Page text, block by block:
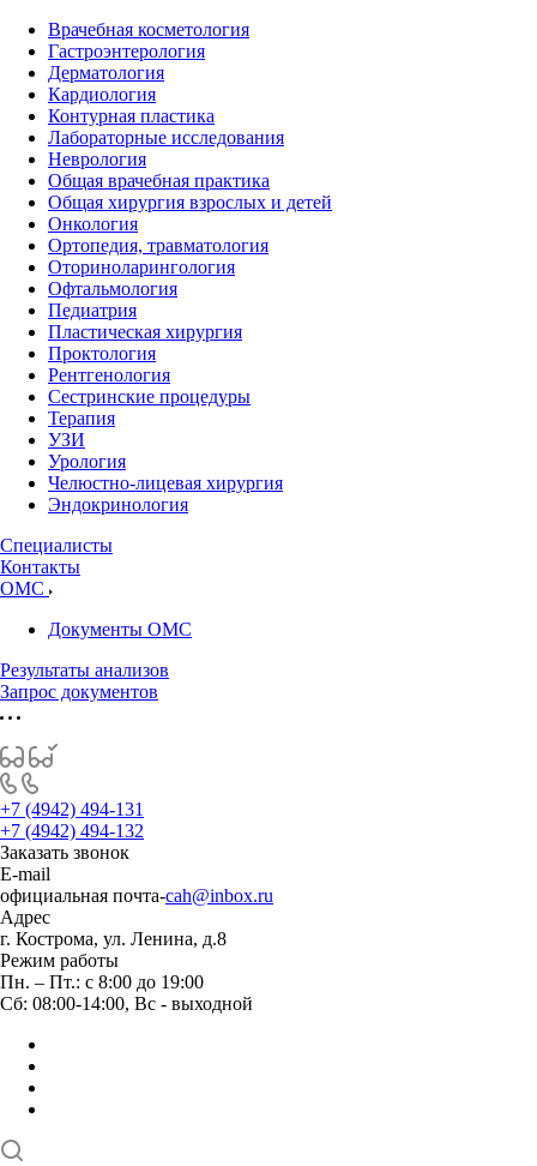
Врачебная косметология
Гастроэнтерология
Дерматология
Кардиология
Контурная пластика
Лабораторные исследования
Неврология
Общая врачебная практика
Общая хирургия взрослых и детей
Онкология
Ортопедия, травматология
Оториноларингология
Офтальмология
Педиатрия
Пластическая хирургия
Проктология
Рентгенология
Сестринские процедуры
Терапия
УЗИ
Урология
Челюстно-лицевая хирургия
Эндокринология
Специалисты
Контакты
ОМС
Документы ОМС
Результаты анализов
Запрос документов
+7 (4942) 494-131
+7 (4942) 494-132
Заказать звонок
E-mail
официальная почта-cah@inbox.ru
Адрес
г. Кострома, ул. Ленина, д.8
Режим работы
Пн. – Пт.: с 8:00 до 19:00
Сб: 08:00-14:00, Вс - выходной